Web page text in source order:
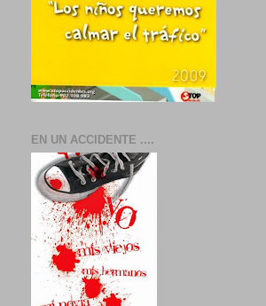
EN UN ACCIDENTE ....